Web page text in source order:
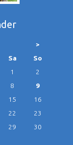
>
SamstagSonntag
1
2
8
9
15
16
22
23
29
30